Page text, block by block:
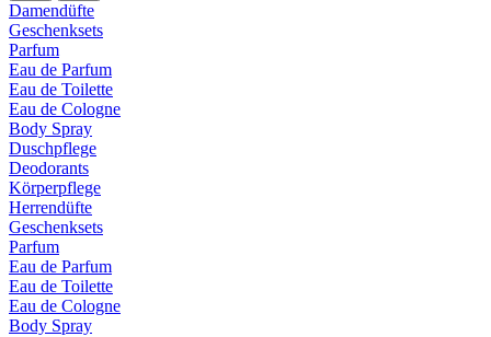
Damendüfte
Geschenksets
Parfum
Eau de Parfum
Eau de Toilette
Eau de Cologne
Body Spray
Duschpflege
Deodorants
Körperpflege
Herrendüfte
Geschenksets
Parfum
Eau de Parfum
Eau de Toilette
Eau de Cologne
Body Spray